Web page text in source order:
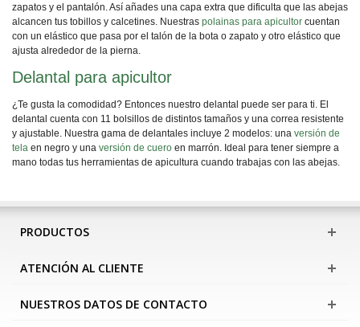
zapatos y el pantalón. Así añades una capa extra que dificulta que las abejas
alcancen tus tobillos y calcetines. Nuestras polainas para apicultor cuentan
con un elástico que pasa por el talón de la bota o zapato y otro elástico que
ajusta alrededor de la pierna.
Delantal para apicultor
¿Te gusta la comodidad? Entonces nuestro delantal puede ser para ti. El
delantal cuenta con 11 bolsillos de distintos tamaños y una correa resistente
y ajustable. Nuestra gama de delantales incluye 2 modelos: una versión de
tela en negro y una versión de cuero en marrón. Ideal para tener siempre a
mano todas tus herramientas de apicultura cuando trabajas con las abejas.
PRODUCTOS
ATENCIÓN AL CLIENTE
NUESTROS DATOS DE CONTACTO